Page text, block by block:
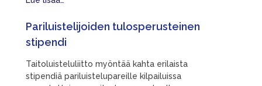
Pariluistelijoiden tulosperusteinen
stipendi
Taitoluisteluliitto myöntää kahta erilaista
stipendiä pariluistelupareille kilpailuissa